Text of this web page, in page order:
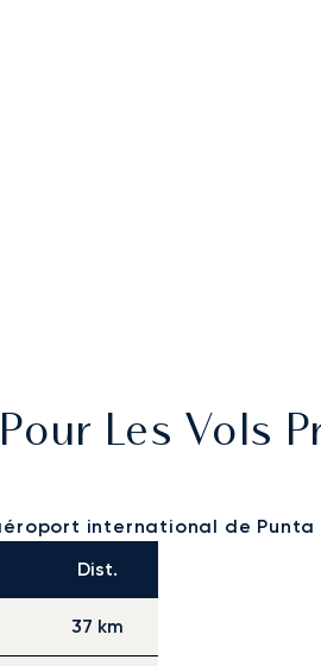
Les Vols
international de Punta
Dist.
37 km